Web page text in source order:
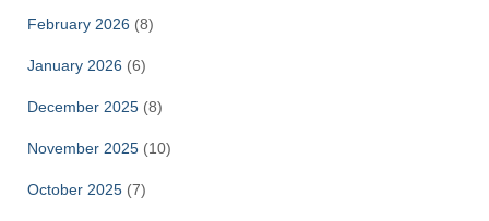
February 2026 (8)
January 2026 (6)
December 2025 (8)
November 2025 (10)
October 2025 (7)